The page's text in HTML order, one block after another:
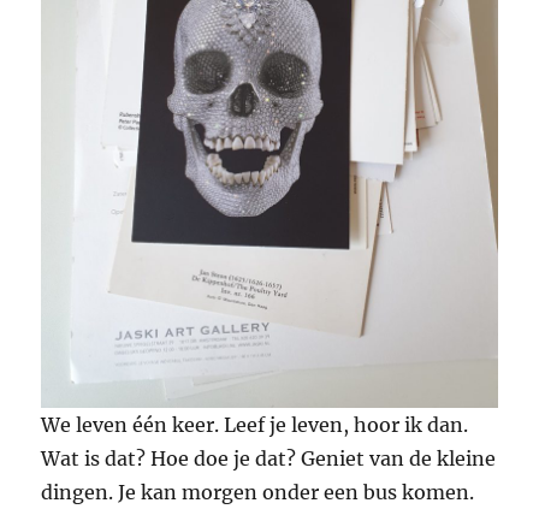
We leven één keer. Leef je leven, hoor ik dan.
Wat is dat? Hoe doe je dat? Geniet van de kleine
dingen. Je kan morgen onder een bus komen.